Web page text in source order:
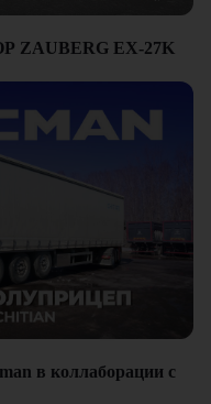
EX-27K
в коллаборации с